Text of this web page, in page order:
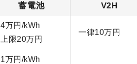
蓄電池 V2H
4万円/kWh
上限20万円
一律10万円
1万円/kWh